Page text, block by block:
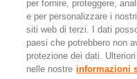
Impostazioni cookie
FR IT
per fornire, proteggere,
e per personalizzare i
siti web di terzi. I dati
paesi che potrebbero non
protezione dei dati.
nelle nostre informazioni